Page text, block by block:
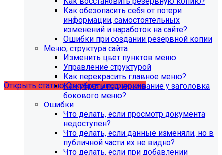
С 1 февраля 2023 года ограничена
поддержка продуктов 1С-Битрикс на
PHP версии ниже 8.0. Рекомендуемая
версия PHP - 8.1 и выше
Открыть статьюОткрыть инструкцию
Как обезопасить себя от потери
информации, самостоятельных
изменений и наработок на сайте?
Ошибки при создании резервной копии
Меню, структура сайта
Изменить цвет пунктов меню
Управление структурой
Как перекрасить главное меню?
Как убрать подчеркивание у заголовка
бокового меню?
Ошибки
Что делать, если просмотр документа
недоступен?
Что делать, если данные изменяли, но в
публичной части их не видно?
Что делать, если при добавлении